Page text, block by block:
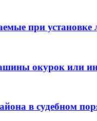
при установке
окурок или
в судебном